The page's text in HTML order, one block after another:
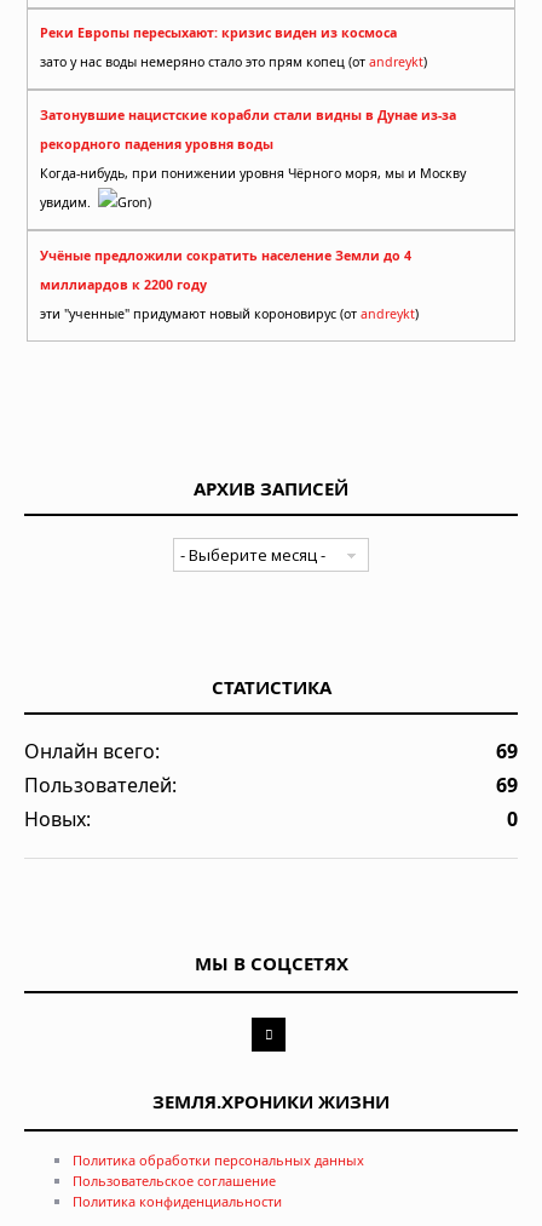
Реки Европы пересыхают: кризис виден из космоса
зато у нас воды немеряно стало это прям копец (от andreykt)
Затонувшие нацистские корабли стали видны в Дунае из-за
рекордного падения уровня воды
Когда-нибудь, при понижении уровня Чёрного моря, мы и Москву
увидим.
Gron)
Учёные предложили сократить население Земли до 4
миллиардов к 2200 году
эти "ученные" придумают новый короновирус (от andreykt)
АРХИВ ЗАПИСЕЙ
СТАТИСТИКА
Онлайн всего:
69
Пользователей:
69
Новых:
0
МЫ В СОЦСЕТЯХ
ЗЕМЛЯ.ХРОНИКИ ЖИЗНИ
Политика обработки персональных данных
Пользовательское соглашение
Политика конфиденциальности